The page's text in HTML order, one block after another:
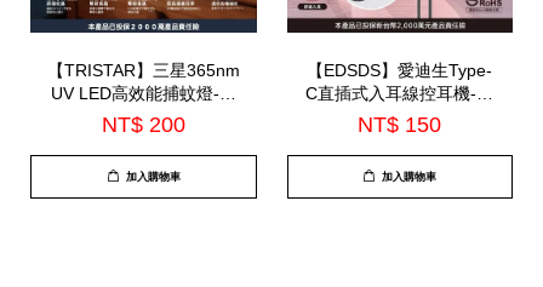
【TRISTAR】三星365nm
UV LED高效能捕蚊燈-小
(TS-MN08)
NT$ 200
加入購物車
【EDSDS】愛迪生Type-
C直插式入耳線控耳機-內
建麥克風(EDS-C525)
NT$ 150
加入購物車